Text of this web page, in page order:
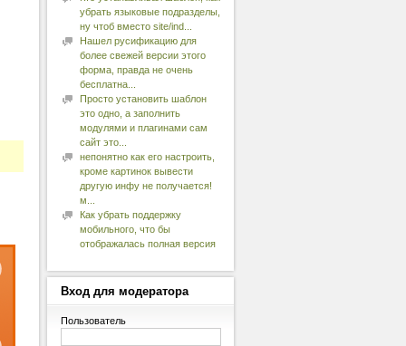
убрать языковые подразделы,
ну чтоб вместо site/ind...
Нашел русификацию для
более свежей версии этого
форма, правда не очень
бесплатна...
Просто установить шаблон
это одно, а заполнить
модулями и плагинами сам
сайт это...
непонятно как его настроить,
кроме картинок вывести
другую инфу не получается!
м...
Как убрать поддержку
мобильного, что бы
отображалась полная версия
Входдля модератора
Пользователь